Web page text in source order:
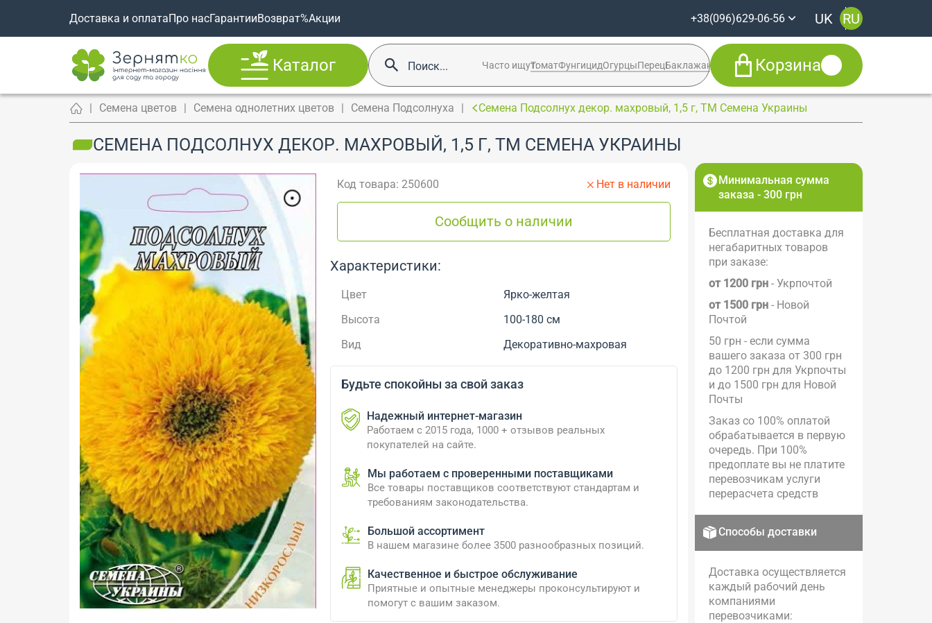
Доставка и оплатаПро насГарантииВозврат%Акции +38(096)629-06-56
+38(096)629-06-56
Viber
UK RU
Каталог Часто ищут:ТоматФунгицидОгурцыПерецБаклажан Кабачок Syngenta
Корзина
Семена цветов Семена однолетних цветов Семена Подсолнуха Семена Подсолнух декор. махровый, 1,5 г, ТМ Семена Украины
СЕМЕНА ПОДСОЛНУХ ДЕКОР. МАХРОВЫЙ, 1,5 Г, ТМ СЕМЕНА УКРАИНЫ
Код товара: 250600 Нет в наличии
Сообщить о наличии
Характеристики:
Цвет
Ярко-желтая
Высота
100-180 см
Вид
Декоративно-махровая
Будьте спокойны за свой заказ
Надежный интернет-магазин
Работаем с 2015 года, 1000 + отзывов реальных
покупателей на сайте.
Мы работаем с проверенными поставщиками
Все товары поставщиков соответствуют стандартам и
требованиям законодательства.
Большой ассортимент
В нашем магазине более 3500 разнообразных позиций.
Качественное и быстрое обслуживание
Приятные и опытные менеджеры проконсультируют и
помогут с вашим заказом.
Минимальная сумма
заказа - 300 грн
Бесплатная доставка для
негабаритных товаров
при заказе:
от 1200 грн - Укрпочтой
от 1500 грн - Новой
Почтой
50 грн - если сумма
вашего заказа от 300 грн
до 1200 грн для Укрпочты
и до 1500 грн для Новой
Почты
Заказ со 100% оплатой
обрабатывается в первую
очередь. При 100%
предоплате вы не платите
перевозчикам услуги
перерасчета средств
Способы доставки
Доставка осуществляется
каждый рабочий день
компаниями
перевозчиками: